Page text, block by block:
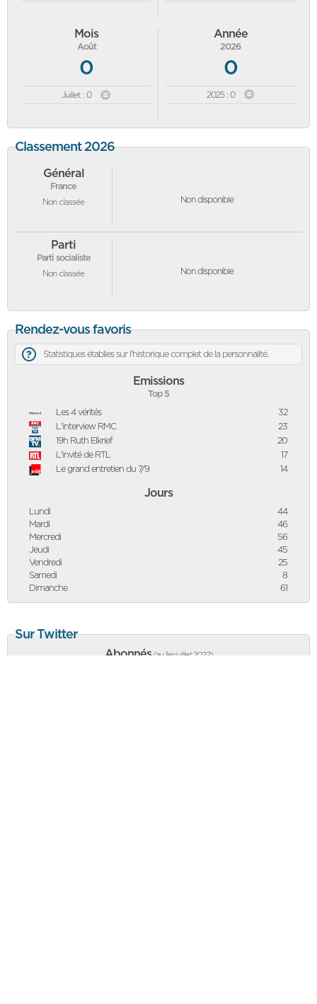
Mois
Août
0
Juillet : 0
Année
2026
0
2025 : 0
Classement 2026
Général
France
Non classée Non disponible
Parti
Parti socialiste
Non classée Non disponible
Rendez-vous favoris
Statistiques établies sur l'historique complet de la personnalité.
Emissions
Top 5
Les 4 vérités
32
L'interview RMC
23
19h Ruth Elkrief
20
L'invité de RTL
17
Le grand entretien du 7/9
14
Jours
Lundi
44
Mardi
46
Mercredi
56
Jeudi
45
Vendredi
25
Samedi
8
Dimanche
61
Sur Twitter
Abonnés (au 1er juillet 2022)